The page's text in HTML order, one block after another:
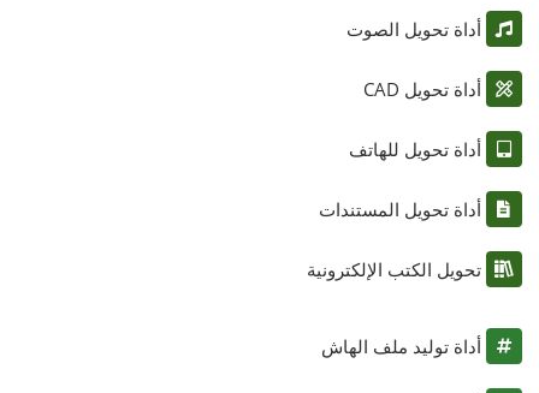
أداة تحويل الصوت
أداة تحويل CAD
أداة تحويل للهاتف
أداة تحويل المستندات
تحويل الكتب الإلكترونية
أداة توليد ملف الهاش